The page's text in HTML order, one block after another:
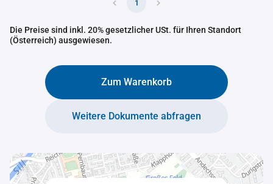
1
Die Preise sind inkl. 20% gesetzlicher USt. für Ihren Standort
(Österreich) ausgewiesen.
Zum Warenkorb
Weitere Dokumente abfragen